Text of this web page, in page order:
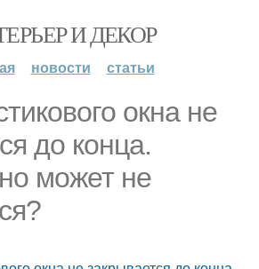
И ДЕКОР
новости статьи
окна не
до конца.
может не